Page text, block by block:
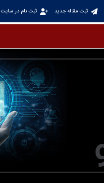
ثبت مقاله جدید ثبت نام در سایت